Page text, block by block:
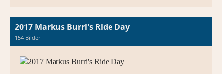
2017 Markus Burri's Ride Day
154 Bilder